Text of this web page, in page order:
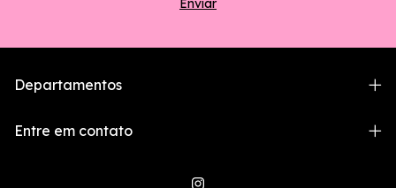
Departamentos
Entre em contato